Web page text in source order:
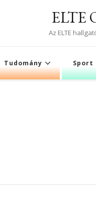
ELTE
Az ELTE
Tudomány Sport